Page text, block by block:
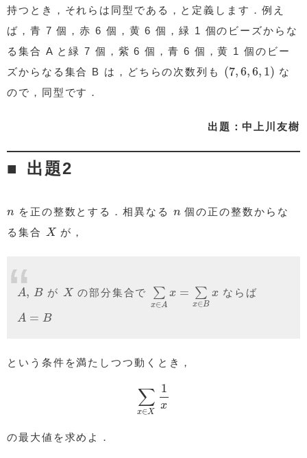
持つとき，それらは同型である，と定義します．例え
ば，青 7 個，赤 6 個，黄 6 個，緑 1 個のビーズからな
る集合 A と緑 7 個，紫 6 個，青 6 個，黄 1 個のビー
ズからなる集合 B は，どちらの次数列も (7,6,6, 1)
(7, 6, 6, 1)
な
ので，同型です．
出題：中上川友樹
出題2
n
n を正の整数とする．相異なる n
n個の正の整数からな
る集合 X
X が，
A, B
A, B が X
X の部分集合で ∑
x∈A
x = ∑
x∈B
x
∑x =∑x Bx
ならば
A = B
A
という条件を満たしつつ動くとき，
∑
x∈X
1
x
X
の最大値を求めよ．